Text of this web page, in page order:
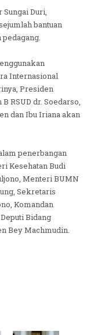
Sungai Duri,
bantuan
Internasional
Presiden
RSUD dr. Soedarso,
dan Ibu Iriana akan
penerbangan
Kesehatan Budi
Menteri BUMN
Sekretaris
Komandan
Bidang
Bey Machmudin.